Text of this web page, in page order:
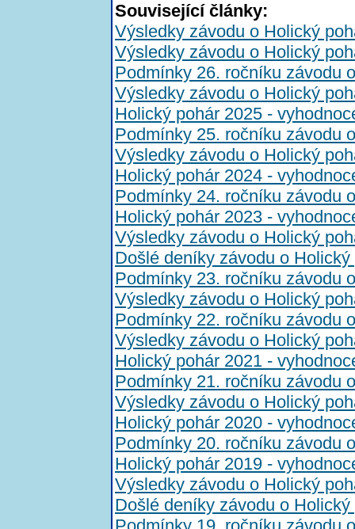
Související články:
Výsledky závodu o Holický
Výsledky závodu o Holický
Podmínky 26. ročníku závodu
Výsledky závodu o Holický
Holický pohár 2025 -
Podmínky 25. ročníku závodu
Výsledky závodu o Holický
Holický pohár 2024 -
Podmínky 24. ročníku závodu
Holický pohár 2023 -
Výsledky závodu o Holický
Došlé deníky závodu o Holický
Podmínky 23. ročníku závodu
Výsledky závodu o Holický
Podmínky 22. ročníku závodu
Výsledky závodu o Holický
Holický pohár 2021 -
Podmínky 21. ročníku závodu
Výsledky závodu o Holický
Holický pohár 2020 -
Podmínky 20. ročníku závodu
Holický pohár 2019 -
Výsledky závodu o Holický
Došlé deníky závodu o Holický